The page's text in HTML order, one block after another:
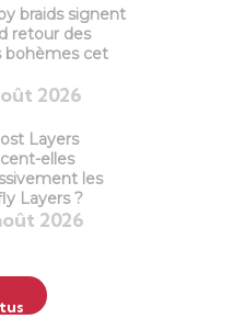
braids signent
retour des
bohèmes cet
2026
Layers
elles
les
Layers ?
2026